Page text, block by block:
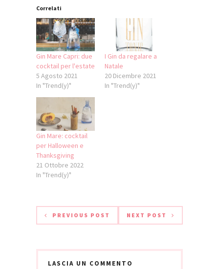
Correlati
Gin Mare Capri: due
cocktail per l'estate
5 Agosto 2021
In "Trend(y)"
I Gin da regalare a
Natale
20 Dicembre 2021
In "Trend(y)"
Gin Mare: cocktail
per Halloween e
Thanksgiving
21 Ottobre 2022
In "Trend(y)"
PREVIOUS POST NEXT POST
LASCIA UN COMMENTO